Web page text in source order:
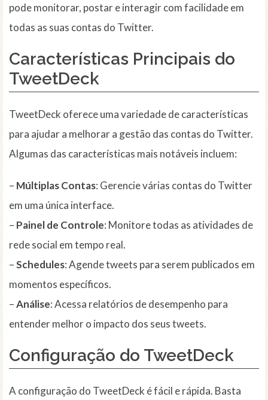
pode monitorar, postar e interagir com facilidade em
todas as suas contas do Twitter.
Características Principais do
TweetDeck
TweetDeck oferece uma variedade de características
para ajudar a melhorar a gestão das contas do Twitter.
Algumas das características mais notáveis incluem:
– Múltiplas Contas: Gerencie várias contas do Twitter
em uma única interface.
– Painel de Controle: Monitore todas as atividades de
rede social em tempo real.
–Schedules: Agende tweets para serem publicados em
momentos específicos.
–Análise: Acessa relatórios de desempenho para
entender melhor o impacto dos seus tweets.
Configuração do TweetDeck
A configuração do TweetDeck é fácil e rápida. Basta